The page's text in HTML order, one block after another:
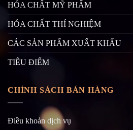
HÓA CHẤT MỸ PHẨM
HÓA CHẤT THÍ NGHIỆM
CÁC SẢN PHẨM XUẤT KHẨU
TIÊU ĐIỂM
CHÍNH SÁCH BÁN HÀNG
Điều khoản dịch vụ